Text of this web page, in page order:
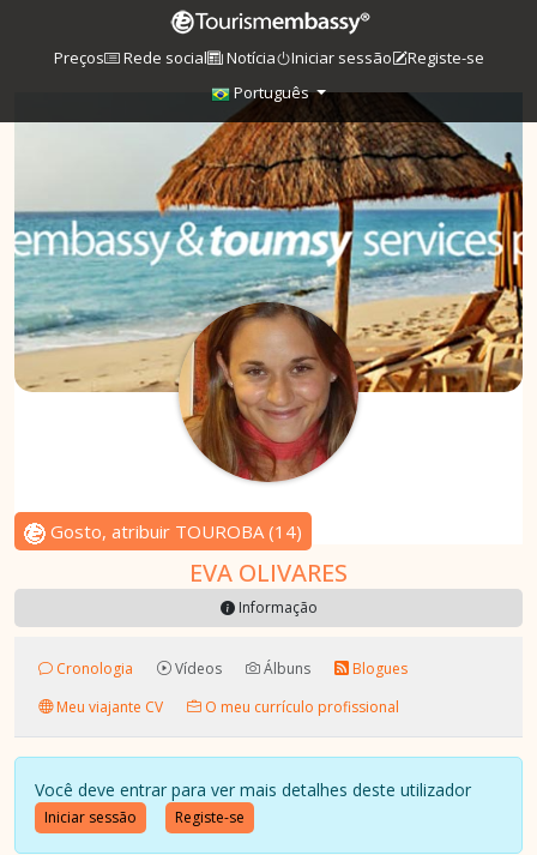
Preços Rede social Notícia Iniciar sessão
Registe-se
Português
Gosto, atribuir TOUROBA(14)
EVA OLIVARES
Informação
Cronologia Vídeos Álbuns
Blogues
Meu viajante CV
O meu currículo profissional
Você deve entrar para ver mais detalhes deste utilizador
Iniciar sessão Registe-se